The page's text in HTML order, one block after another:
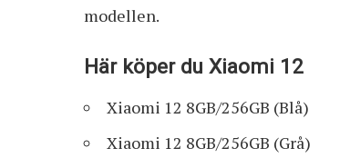
modellen.
Här köper du Xiaomi 12
Xiaomi 12 8GB/256GB (Blå)
Xiaomi 12 8GB/256GB (Grå)